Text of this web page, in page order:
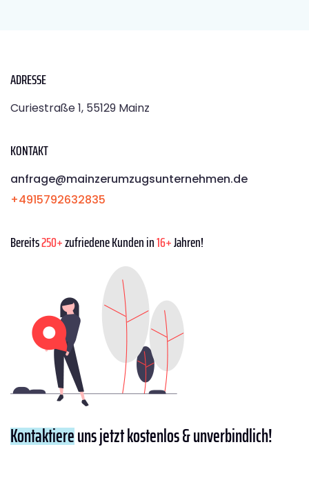
ADRESSE
Curiestraße 1, 55129 Mainz
KONTAKT
anfrage@mainzerumzugsunternehmen.de
+4915792632835
Bereits250+zufriedene Kunden in16+Jahren!
Kontaktiereuns jetzt kostenlos & unverbindlich!